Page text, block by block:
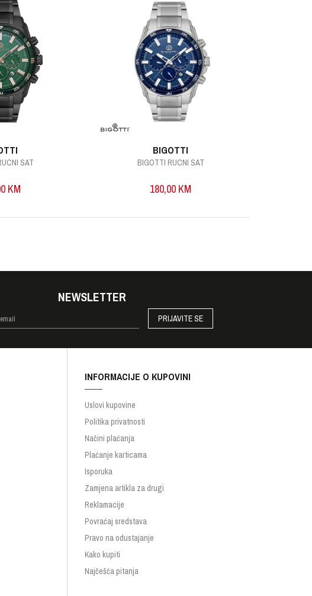
SAT
KM
BIGOTTI
BIGOTTI RUCNI SAT
180,00 KM
NEWSLETTER
PRIJAVITE SE
INFORMACIJE O KUPOVINI
Uslovi kupovine
Politika privatnosti
Načini plaćanja
Plaćanje karticama
Isporuka
Zamjena artikla za drugi
Reklamacije
Povraćaj sredstava
Pravo na odustajanje
Kako kupiti
Najčešća pitanja